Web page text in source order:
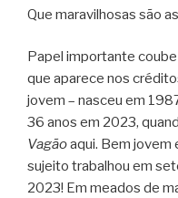
Que maravilhosas são
Papel importante
que aparece nos
jovem – nasceu em
36 anos em 2023,
Vagãoaqui. Bem jovem
sujeito trabalhou em
2023! Em meados de